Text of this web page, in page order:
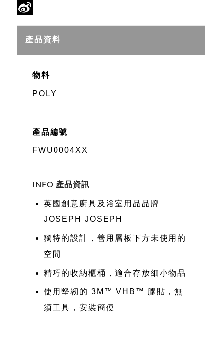
WeChat
Weibo
產品資料
物料
POLY
產品編號
FWU0004XX
INFO 產品資訊
英國創意廚具及浴室用品品牌
JOSEPH JOSEPH
獨特的設計，善用層板下方未使用的
空間
精巧的收納櫃桶，適合存放細小物品
使用堅韌的 3M™ VHB™ 膠貼，無
須工具，安裝簡便